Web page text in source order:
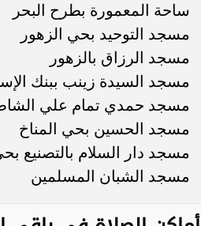
ساحة المعمورة بطرح البحر
مسجد التوحيد بحي الزهور
مسجد الرزاق بالزهور
مسجد السيدة زينب ببنك
مسجد حمدي تمام علي
مسجد الحسين بحي المناخ
مسجد دار السلام بالتصنيع
مسجد الشبان المسلمين